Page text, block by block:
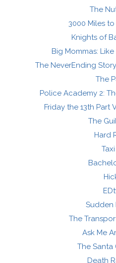
The
3000 Miles
Knights of
Big Mommas:
The NeverEnding
The
Police Academy 2:
Friday the 13th Part
The
Hard
Sudden
The
Ask Me
The Santa
Death